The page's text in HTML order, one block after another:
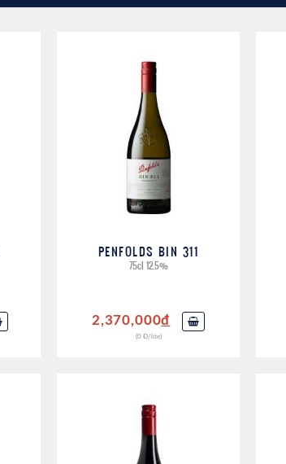
PENFOLDS BIN 311
75cl 12.5%
2,370,000đ
(0 Đ/lite)